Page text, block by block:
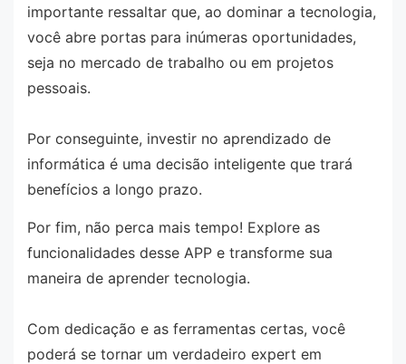
importante ressaltar que, ao dominar a tecnologia,
você abre portas para inúmeras oportunidades,
seja no mercado de trabalho ou em projetos
pessoais.
Por conseguinte, investir no aprendizado de
informática é uma decisão inteligente que trará
benefícios a longo prazo.
Por fim, não perca mais tempo! Explore as
funcionalidades desse APP e transforme sua
maneira de aprender tecnologia.
Com dedicação e as ferramentas certas, você
poderá se tornar um verdadeiro expert em